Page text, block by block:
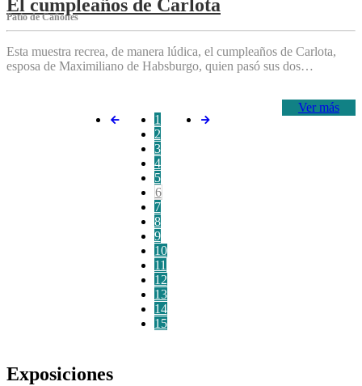
El cumpleaños de Carlota
Patio de Cañones
Esta muestra recrea, de manera lúdica, el cumpleaños de Carlota,
esposa de Maximiliano de Habsburgo, quien pasó sus dos…
Ver más
1
2
3
4
5
6
7
8
9
10
11
12
13
14
15
Exposiciones